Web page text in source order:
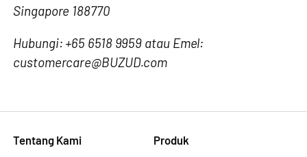
Singapore 188770
Hubungi: +65 6518 9959 atau Emel:
customercare@BUZUD.com
Tentang Kami
Produk